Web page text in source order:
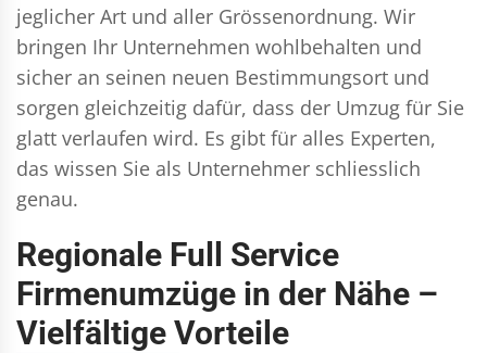
jeglicher Art und aller Grössenordnung. Wir
bringen Ihr Unternehmen wohlbehalten und
sicher an seinen neuen Bestimmungsort und
sorgen gleichzeitig dafür, dass der Umzug für Sie
glatt verlaufen wird. Es gibt für alles Experten,
das wissen Sie als Unternehmer schliesslich
genau.
Regionale Full Service
Firmenumzüge in der Nähe –
Vielfältige Vorteile